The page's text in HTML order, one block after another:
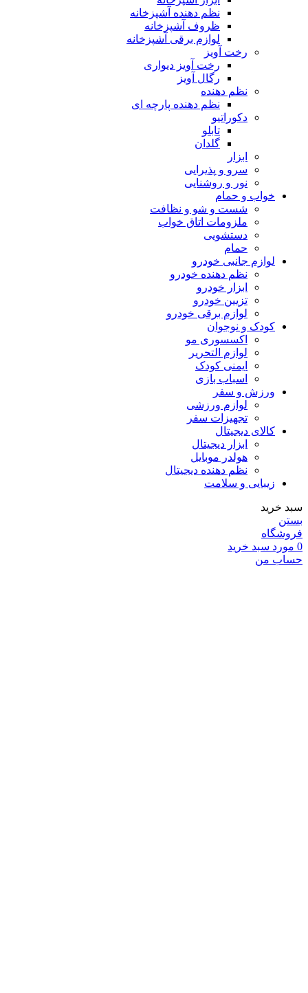
نظم دهنده آشپزخانه
ظروف آشپزخانه
لوازم برقی آشپزخانه
رخت آویز
رخت آویز دیواری
رگال آویز
نظم دهنده
نظم دهنده پارچه ای
دکوراتیو
تابلو
گلدان
ابزار
سرو و پذیرایی
نور و روشنایی
خواب و حمام
شست و شو و نظافت
ملزومات اتاق خواب
دستشویی
حمام
لوازم جانبی خودرو
نظم دهنده خودرو
ابزار خودرو
تزیین خودرو
لوازم برقی خودرو
کودک و نوجوان
اکسسوری مو
لوازم التحریر
ایمنی کودک
اسباب بازی
ورزش و سفر
لوازم ورزشی
تجهیزات سفر
کالای دیجیتال
ابزار دیجیتال
هولدر موبایل
نظم دهنده دیجیتال
زیبایی و سلامت
سبد خرید
بستن
فروشگاه
0 مورد سبد خرید
حساب من